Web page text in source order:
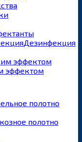
Дезинфекция
эффектом
полотно
полотно